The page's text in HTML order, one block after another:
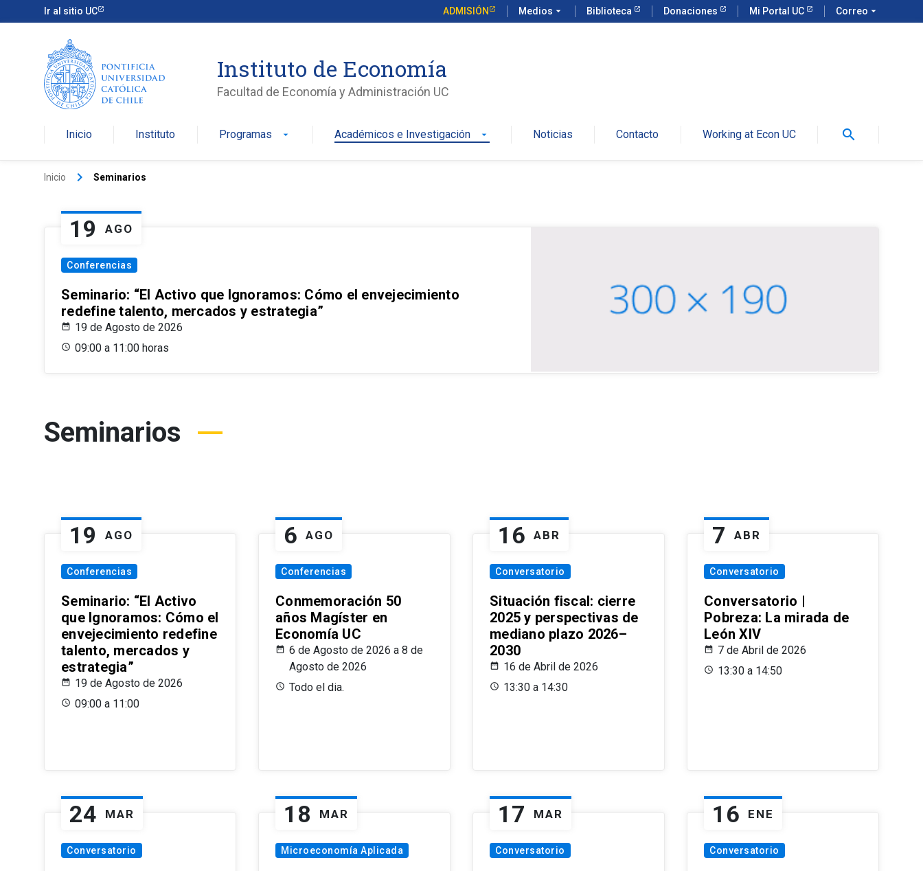
Ir al sitio UC ADMISIÓN Medios arrow_drop_down Biblioteca Donaciones Mi Portal UC Correo arrow_drop_down
Instituto de Economía
Facultad de Economía y Administración UC
Inicio Instituto Programas arrow_drop_down Académicos e Investigación arrow_drop_down Noticias Contacto Working at Econ UC search
Inicio keyboard_arrow_right Seminarios
19 AGO
Conferencias
Seminario: “El Activo que Ignoramos: Cómo el envejecimiento
redefine talento, mercados y estrategia”
19 de Agosto de 2026
09:00 a 11:00 horas
Seminarios
19 AGO
Conferencias
Seminario: “El Activo
que Ignoramos: Cómo el
envejecimiento redefine
talento, mercados y
estrategia”
19 de Agosto de 2026
09:00 a 11:00
6 AGO
Conferencias
Conmemoración 50
años Magíster en
Economía UC
6 de Agosto de 2026 a 8 de
Agosto de 2026
Todo el dia.
16 ABR
Conversatorio
Situación fiscal: cierre
2025 y perspectivas de
mediano plazo 2026–
2030
16 de Abril de 2026
13:30 a 14:30
7 ABR
Conversatorio
Conversatorio |
Pobreza: La mirada de
León XIV
7 de Abril de 2026
13:30 a 14:50
24 MAR
Conversatorio
18 MAR
Microeconomía Aplicada
17 MAR
Conversatorio
16 ENE
Conversatorio